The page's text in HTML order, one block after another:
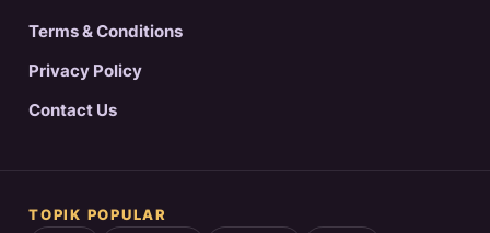
Terms & Conditions
Privacy Policy
Contact Us
TOPIK POPULAR